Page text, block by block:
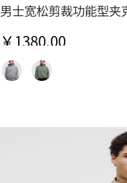
男士宽松剪裁功能型夹
￥1380.00